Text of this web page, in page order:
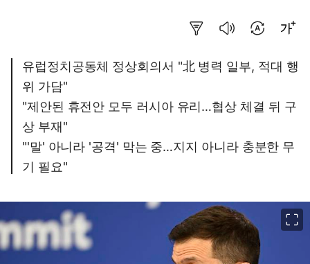
유럽정치공동체 정상회의서 "北 병력 일부, 적대 행
위 가담"
"제안된 휴전안 모두 러시아 유리…협상 체결 뒤 구
상 부재"
"'말' 아니라 '공격' 막는 중…지지 아니라 충분한 무
기 필요"